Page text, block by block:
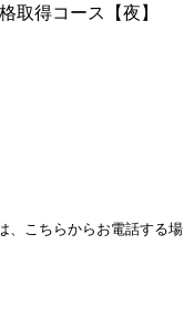
取得コース【夜】
、こちらからお電話する場